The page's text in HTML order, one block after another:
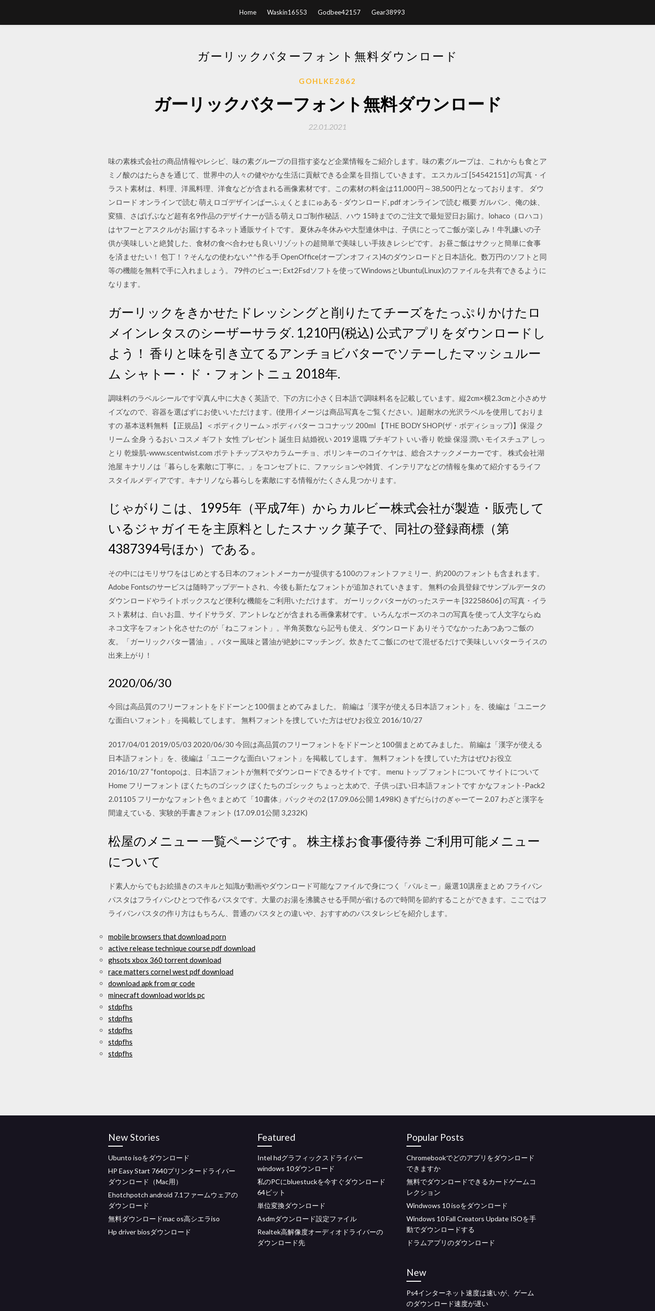
Home Waskin16553 Godbee42157 Gear38993
ガーリックバターフォント無料ダウンロード
GOHLKE2862
ガーリックバターフォント無料ダウンロード
22.01.2021
味の素株式会社の商品情報やレシピ、味の素グループの目指す姿など企業情報をご紹介します。味の素グループは、これからも食とア
ミノ酸のはたらきを通じて、世界中の人々の健やかな生活に貢献できる企業を目指していきます。 エスカルゴ [54542151] の写真・イ
ラスト素材は、料理、洋風料理、洋食などが含まれる画像素材です。この素材の料金は11,000円～38,500円となっております。 ダウ
ンロード オンラインで読む 萌えロゴデザインぱーふぇくとまにゅある - ダウンロード, pdf オンラインで読む 概要 ガルパン、俺の妹、
変猫、さばげぶなど超有名9作品のデザイナーが語る萌えロゴ制作秘話、ハウ 15時までのご注文で最短翌日お届け。lohaco（ロハコ）
はヤフーとアスクルがお届けするネット通販サイトです。 夏休み冬休みや大型連休中は、子供にとってご飯が楽しみ！牛乳嫌いの子
供が美味しいと絶賛した、食材の食べ合わせも良いリゾットの超簡単で美味しい手抜きレシピです。 お昼ご飯はサクッと簡単に食事
を済ませたい！ 包丁！？そんなの使わない^^作る手 OpenOffice(オープンオフィス)4のダウンロードと日本語化。数万円のソフトと同
等の機能を無料で手に入れましょう。 79件のビュー; Ext2Fsdソフトを使ってWindowsとUbuntu(Linux)のファイルを共有できるように
なります。
ガーリックをきかせたドレッシングと削りたてチーズをたっぷりかけたロ
メインレタスのシーザーサラダ. 1,210円(税込) 公式アプリをダウンロードし
よう！ 香りと味を引き立てるアンチョビバターでソテーしたマッシュルー
ム シャトー・ド・フォントニュ 2018年.
調味料のラベルシールです💡真ん中に大きく英語で、下の方に小さく日本語で調味料名を記載しています。縦2cm×横2.3cmと小さめサ
イズなので、容器を選ばずにお使いいただけます。(使用イメージは商品写真をご覧ください。)超耐水の光沢ラベルを使用しておりま
すの 基本送料無料 【正規品】＜ボディクリーム＞ボディバター ココナッツ 200ml 【THE BODY SHOP(ザ・ボディショップ)】保湿 ク
リーム 全身 うるおい コスメ ギフト 女性 プレゼント 誕生日 結婚祝い 2019 退職 プチギフト いい香り 乾燥 保湿 潤い モイスチュア しっ
とり 乾燥肌-www.scentwist.com ポテトチップスやカラムーチョ、ポリンキーのコイケヤは、総合スナックメーカーです。 株式会社湖
池屋 キナリノは「暮らしを素敵に丁寧に。」をコンセプトに、ファッションや雑貨、インテリアなどの情報を集めて紹介するライフ
スタイルメディアです。キナリノなら暮らしを素敵にする情報がたくさん見つかります。
じゃがりこは、1995年（平成7年）からカルビー株式会社が製造・販売して
いるジャガイモを主原料としたスナック菓子で、同社の登録商標（第
4387394号ほか）である。
その中にはモリサワをはじめとする日本のフォントメーカーが提供する100のフォントファミリー、約200のフォントも含まれます。
Adobe Fontsのサービスは随時アップデートされ、今後も新たなフォントが追加されていきます。 無料の会員登録でサンプルデータの
ダウンロードやライトボックスなど便利な機能をご利用いただけます。 ガーリックバターがのったステーキ [32258606] の写真・イラ
スト素材は、白いお皿、サイドサラダ、アントレなどが含まれる画像素材です。 いろんなポーズのネコの写真を使って人文字ならぬ
ネコ文字をフォント化させたのが「ねこフォント」。半角英数なら記号も使え、ダウンロード ありそうでなかったあつあつご飯の
友。「ガーリックバター醤油」。バター風味と醤油が絶妙にマッチング。炊きたてご飯にのせて混ぜるだけで美味しいバターライスの
出来上がり！
2020/06/30
今回は高品質のフリーフォントをドドーンと100個まとめてみました。 前編は「漢字が使える日本語フォント」を、後編は「ユニーク
な面白いフォント」を掲載してします。 無料フォントを捜していた方はぜひお役立 2016/10/27
2017/04/01 2019/05/03 2020/06/30 今回は高品質のフリーフォントをドドーンと100個まとめてみました。 前編は「漢字が使える
日本語フォント」を、後編は「ユニークな面白いフォント」を掲載してします。 無料フォントを捜していた方はぜひお役立
2016/10/27 “fontopoは、日本語フォントが無料でダウンロードできるサイトです。 menu トップ フォントについて サイトについて
Home フリーフォント ぼくたちのゴシック ぼくたちのゴシック ちょっと太めで、子供っぽい日本語フォントです かなフォント-Pack2
2.01105 フリーかなフォント色々まとめて「10書体」パックその2 (17.09.06公開 1,498K) きずだらけのぎゃーてー 2.07 わざと漢字を
間違えている、実験的手書きフォント (17.09.01公開 3,232K)
松屋のメニュー 一覧ページです。 株主様お食事優待券 ご利用可能メニュー
について
ド素人からでもお絵描きのスキルと知識が動画やダウンロード可能なファイルで身につく「パルミー」厳選10講座まとめ フライパン
パスタはフライパンひとつで作るパスタです。大量のお湯を沸騰させる手間が省けるので時間を節約することができます。ここではフ
ライパンパスタの作り方はもちろん、普通のパスタとの違いや、おすすめのパスタレシピを紹介します。
mobile browsers that download porn
active release technique course pdf download
ghsots xbox 360 torrent download
race matters cornel west pdf download
download apk from qr code
minecraft download worlds pc
stdpfhs
stdpfhs
stdpfhs
stdpfhs
stdpfhs
New Stories
Ubunto isoをダウンロード
HP Easy Start 7640プリンタードライバー
ダウンロード（Mac用）
Ehotchpotch android 7.1ファームウェアの
ダウンロード
無料ダウンロードmac os高シエラiso
Hp driver biosダウンロード
Featured
Intel hdグラフィックスドライバー
windows 10ダウンロード
私のPCにbluestuckを今すぐダウンロード
64ビット
単位変換ダウンロード
Asdmダウンロード設定ファイル
Realtek高解像度オーディオドライバーの
ダウンロード先
Popular Posts
Chromebookでどのアプリをダウンロード
できますか
無料でダウンロードできるカードゲームコ
レクション
Windwows 10 isoをダウンロード
Windows 10 Fall Creators Update ISOを手
動でダウンロードする
ドラムアプリのダウンロード
New
Ps4インターネット速度は速いが、ゲーム
のダウンロード速度が遅い